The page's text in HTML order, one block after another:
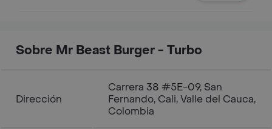
Sobre Mr Beast Burger - Turbo
Dirección
Carrera 38 #5E-09, San
Fernando, Cali, Valle del Cauca,
Colombia